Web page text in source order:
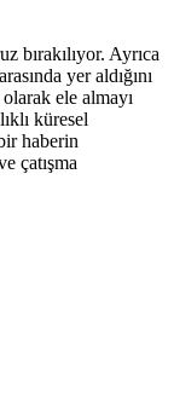
bırakılıyor. Ayrıca
yer aldığını
ele almayı
küresel
haberin
çatışma